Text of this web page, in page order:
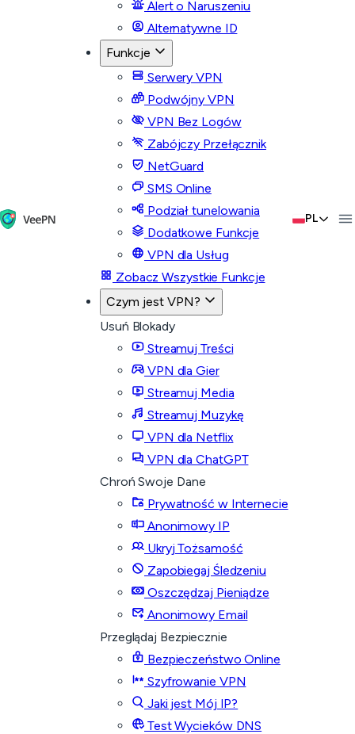
Alert o Naruszeniu
Alternatywne ID
Funkcje
Serwery VPN
Podwójny VPN
VPN Bez Logów
Zabójczy Przełącznik
NetGuard
SMS Online
Podział tunelowania
Dodatkowe Funkcje
VPN dla Usług
Zobacz Wszystkie Funkcje
Czym jest VPN?
Usuń Blokady
Streamuj Treści
VPN dla Gier
Streamuj Media
Streamuj Muzykę
VPN dla Netflix
VPN dla ChatGPT
Chroń Swoje Dane
Prywatność w Internecie
Anonimowy IP
Ukryj Tożsamość
Zapobiegaj Śledzeniu
Oszczędzaj Pieniądze
Anonimowy Email
Przeglądaj Bezpiecznie
Bezpieczeństwo Online
Szyfrowanie VPN
Jaki jest Mój IP?
Test Wycieków DNS
PL